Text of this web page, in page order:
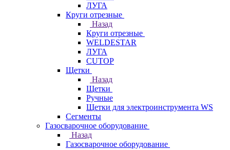
ЛУГА
Круги отрезные
Назад
Круги отрезные
WELDESTAR
ЛУГА
CUTOP
Щетки
Назад
Щетки
Ручные
Щетки для электроинструмента WS
Сегменты
Газосварочное оборудование
Назад
Газосварочное оборудование